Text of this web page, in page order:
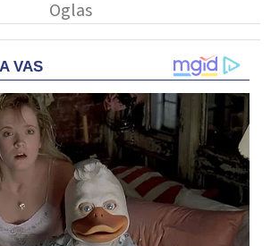
VAS